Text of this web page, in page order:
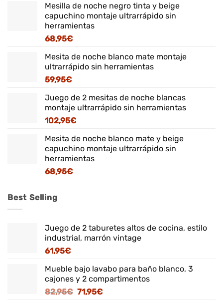
Mesilla de noche negro tinta y beige
capuchino montaje ultrarrápido sin
herramientas
68,95€
Mesita de noche blanco mate montaje
ultrarrápido sin herramientas
59,95€
Juego de 2 mesitas de noche blancas
montaje ultrarrápido sin herramientas
102,95€
Mesita de noche blanco mate y beige
capuchino montaje ultrarrápido sin
herramientas
68,95€
Best Selling
Juego de 2 taburetes altos de cocina, estilo
industrial, marrón vintage
61,95€
Mueble bajo lavabo para baño blanco, 3
cajones y 2 compartimentos
82,95€ El
71,95€El